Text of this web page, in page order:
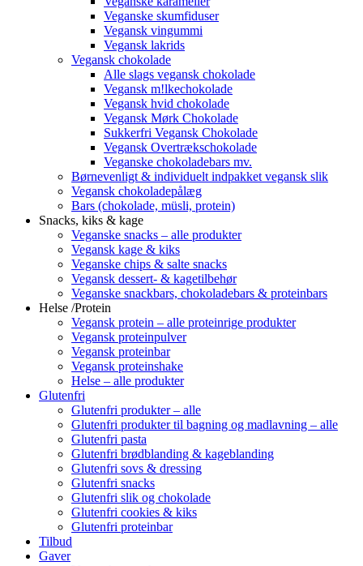
Veganske skumfiduser
Vegansk vingummi
Vegansk lakrids
Vegansk chokolade
Alle slags vegansk chokolade
Vegansk m!lkechokolade
Vegansk hvid chokolade
Vegansk Mørk Chokolade
Sukkerfri Vegansk Chokolade
Vegansk Overtrækschokolade
Veganske chokoladebars mv.
Børnevenligt & individuelt indpakket vegansk slik
Vegansk chokoladepålæg
Bars (chokolade, müsli, protein)
Snacks, kiks & kage
Veganske snacks – alle produkter
Vegansk kage & kiks
Veganske chips & salte snacks
Vegansk dessert- & kagetilbehør
Veganske snackbars, chokoladebars & proteinbars
Helse /Protein
Vegansk protein – alle proteinrige produkter
Vegansk proteinpulver
Vegansk proteinbar
Vegansk proteinshake
Helse – alle produkter
Glutenfri
Glutenfri produkter – alle
Glutenfri produkter til bagning og madlavning – alle
Glutenfri pasta
Glutenfri brødblanding & kageblanding
Glutenfri sovs & dressing
Glutenfri snacks
Glutenfri slik og chokolade
Glutenfri cookies & kiks
Glutenfri proteinbar
Tilbud
Gaver